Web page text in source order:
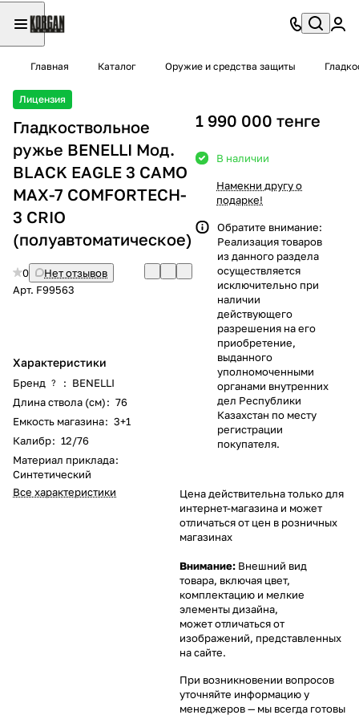
Главная Каталог Оружие и средства защиты
Лицензия
Гладкоствольное
ружье BENELLI Moд.
BLACK EAGLE 3 CAMO
MAX-7 COMFORTECH-
3 CRIO
(полуавтоматическое)
0
Нет отзывов
Арт. F99563
Характеристики
Бренд ? : BENELLI
Длина ствола (см): 76
Емкость магазина: 3+1
Калибр: 12/76
Материал приклада:
Синтетический
Все характеристики
1 990 000 тенге
В наличии
Намекни другу о
подарке!
Обратите внимание:
Реализация товаров
из данного раздела
осуществляется
исключительно при
наличии
действующего
разрешения на его
приобретение,
выданного
уполномоченными
органами внутренних
дел Республики
Казахстан по месту
регистрации
покупателя.
Цена действительна только для
интернет-магазина и может
отличаться от цен в розничных
магазинах
Внимание: Внешний вид
товара, включая цвет,
комплектацию и мелкие
элементы дизайна,
может отличаться от
изображений, представленных
на сайте.
При возникновении вопросов
уточняйте информацию у
менеджеров— мы всегда готовы